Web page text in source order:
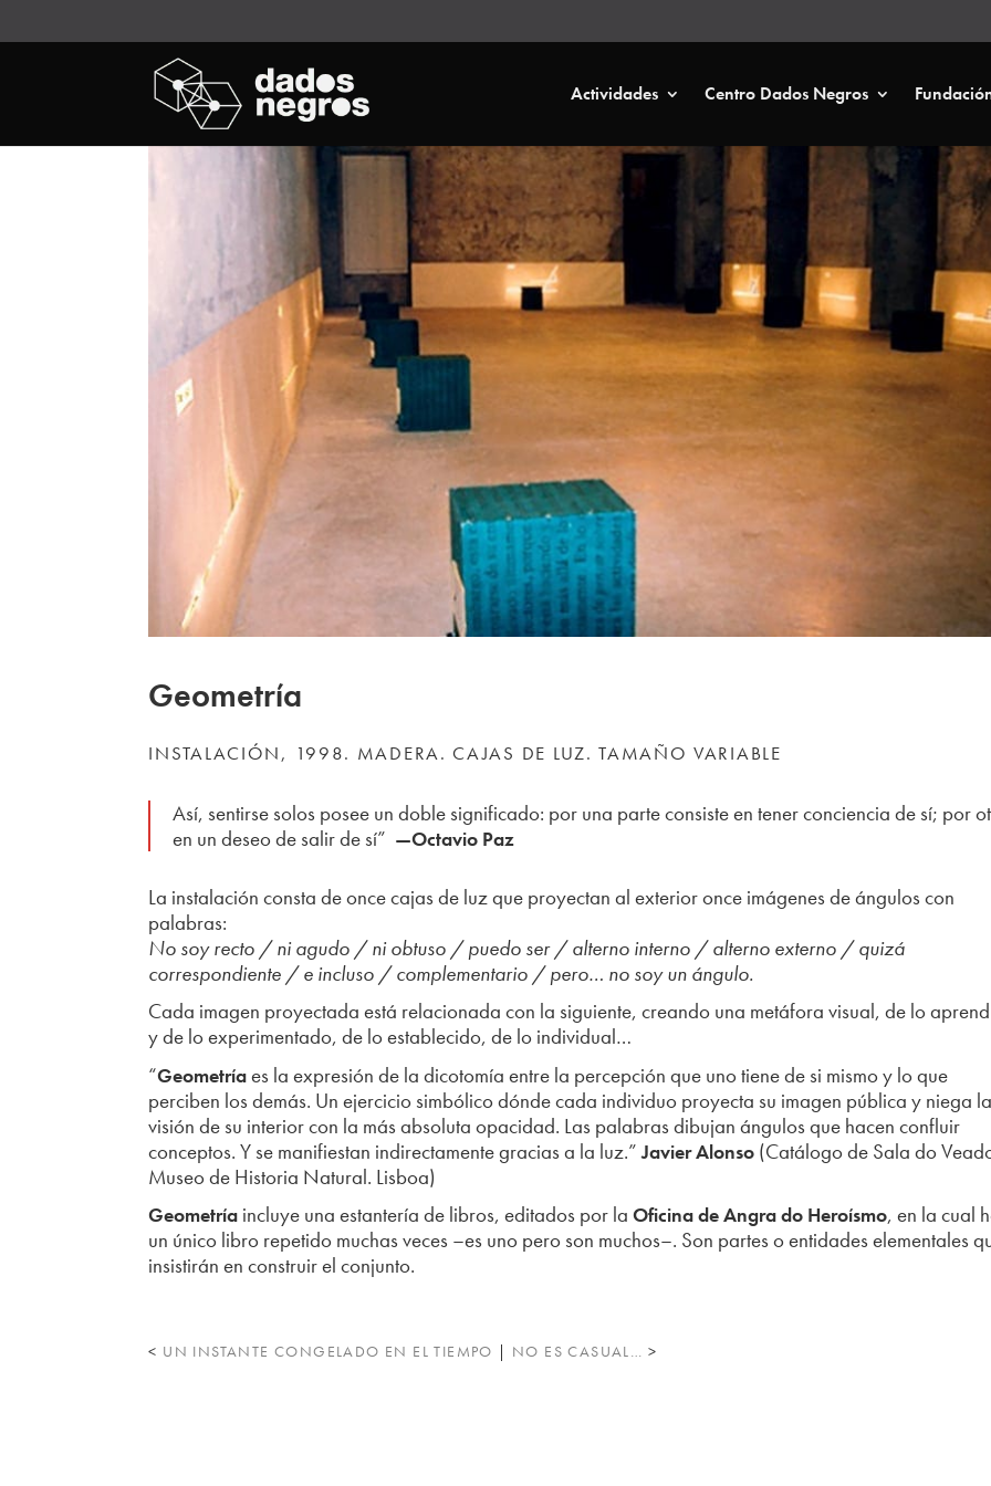
Actividades Centro Dados Negros
Geometría
INSTALACIÓN, 1998. MADERA. CAJAS DE LUZ. TAMAÑO VARIABLE
Así, sentirse solos posee un doble significado: por una parte consiste en tener conciencia de sí; por
en un deseo de salir de sí” —Octavio Paz
La instalación consta de once cajas de luz que proyectan al exterior once imágenes de ángulos con
palabras:
No soy recto / ni agudo / ni obtuso / puedo ser / alterno interno / alterno externo / quizá
correspondiente / e incluso / complementario / pero… no soy un ángulo.
Cada imagen proyectada está relacionada con la siguiente, creando una metáfora visual, de lo
y de lo experimentado, de lo establecido, de lo individual…
“Geometríaes la expresión de la dicotomía entre la percepción que uno tiene de si mismo y lo que
perciben los demás. Un ejercicio simbólico dónde cada individuo proyecta su imagen pública y niega
visión de su interior con la más absoluta opacidad. Las palabras dibujan ángulos que hacen confluir
conceptos. Y se manifiestan indirectamente gracias a la luz.”Javier Alonso (Catálogo de Sala do
Museo de Historia Natural. Lisboa)
Geometría incluye una estantería de libros, editados por laOficina de Angra do Heroísmo, en la cual
un único libro repetido muchas veces –es uno pero son muchos–. Son partes o entidades elementales
insistirán en construir el conjunto.
< UN INSTANTE CONGELADO EN EL TIEMPO | NO ES CASUAL… >